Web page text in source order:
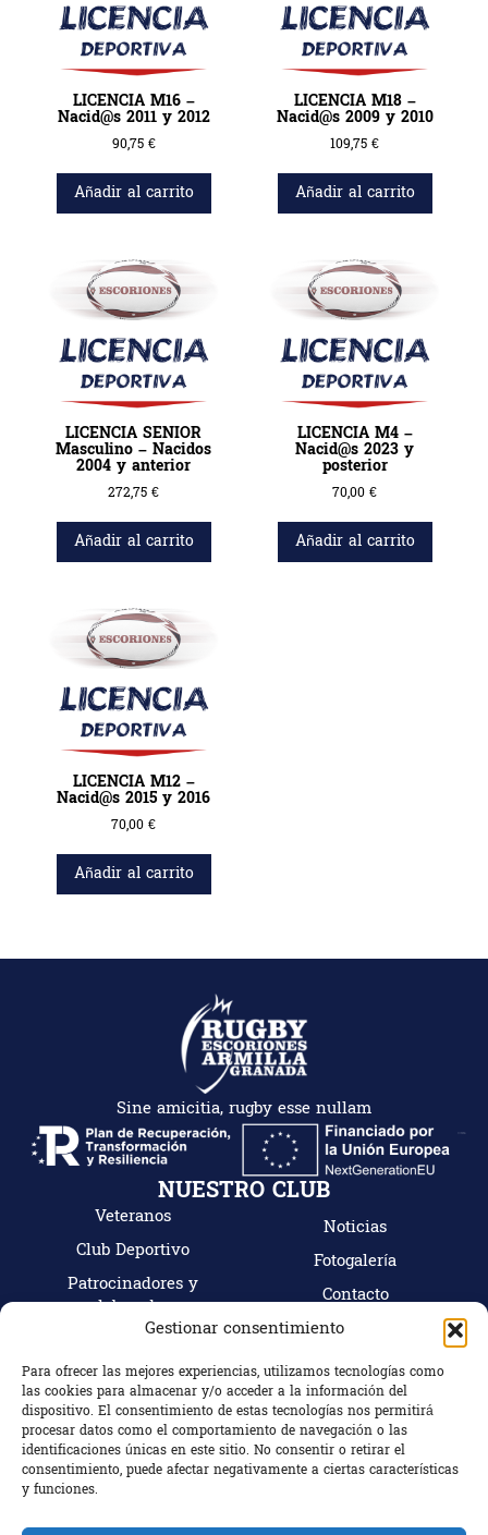
Gestionar consentimiento
Para ofrecer las mejores experiencias, utilizamos tecnologías como
las cookies para almacenar y/o acceder a la información del
dispositivo. El consentimiento de estas tecnologías nos permitirá
procesar datos como el comportamiento de navegación o las
identificaciones únicas en este sitio. No consentir o retirar el
consentimiento, puede afectar negativamente a ciertas características
y funciones.
LICENCIA M16 –
Nacid@s 2011 y 2012
90,75 €
Añadir al carrito
LICENCIA M18 –
Nacid@s 2009 y 2010
109,75 €
Añadir al carrito
LICENCIA SENIOR
Masculino – Nacidos
2004 y anterior
272,75 €
Añadir al carrito
LICENCIA M4 –
Nacid@s 2023 y
posterior
70,00 €
Añadir al carrito
LICENCIA M12 –
Nacid@s 2015 y 2016
70,00 €
Añadir al carrito
Sine amicitia, rugby esse nullam
NUESTRO CLUB
Veteranos
Club Deportivo
Patrocinadores y
colaboradores
Tienda
Hazte socio
Noticias
Fotogalería
Contacto
Mi cuenta
CONTACTO
C/ Camino Bajo Nº18, 18100 Armilla (Granada)
Granada, España
+34 672 863 799